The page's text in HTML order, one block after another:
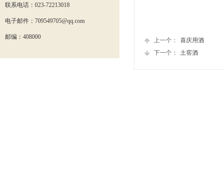
上一个：
喜庆用酒
下一个：
土窖酒
联系电话： 023-72213018
电子邮件： 709549705@qq.com
邮编： 408000